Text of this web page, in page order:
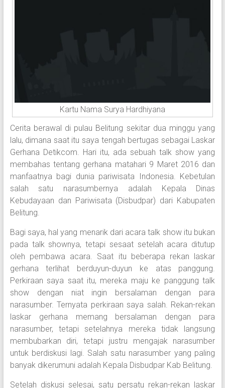
Kartu Nama Surya Hardhiyana
Cerita berawal di pulau Belitung sekitar dua minggu yang
lalu, dimana saat itu saya tengah bertugas sebagai Laskar
Gerhana Detikcom. Hari itu, ada sebuah talk show yang
membahas tentang gerhana matahari 9 Maret 2016 dan
manfaatnya bagi dunia pariwisata Indonesia. Kebetulan
salah satu narasumbernya adalah Kepala Dinas
Kebudayaan dan Pariwisata (Disbudpar) dari Kabupaten
Belitung.
Bagi saya, hal yang menarik dari acara talk show itu bukan
pada talk shownya, tetapi sesaat setelah acara ditutup
oleh pembawa acara. Saat itu beberapa rekan laskar
gerhana terlihat berduyun-duyun ke atas panggung.
Perkiraan saya saat itu, mereka maju ke panggung talk
show dengan niat ingin bersalaman dengan para
narasumber. Ternyata perkiraan saya salah. Rekan-rekan
laskar gerhana memang bersalaman dengan para
narasumber, tetapi setelahnya mereka tidak langsung
membubarkan diri, tetapi justru mengajak narasumber
untuk berdiskusi lagi. Salah satu narasumber yang paling
banyak dikerumuni adalah Kepala Disbudpar Kab Belitung.
Setelah diskusi selesai, satu persatu rekan-rekan laskar